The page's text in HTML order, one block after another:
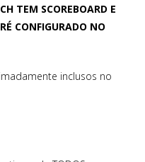
TEM SCOREBOARD E
CONFIGURADO NO
inclusos no